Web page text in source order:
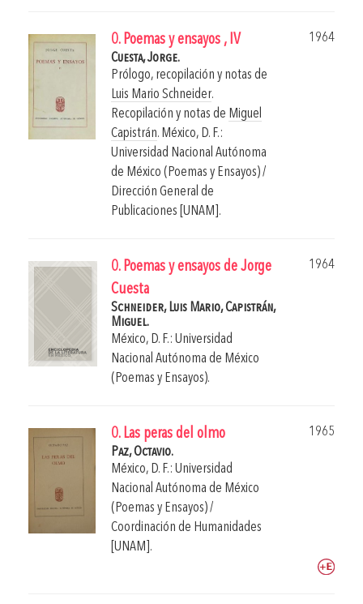
0. Poemas y ensayos , IV
1964
Cuesta, Jorge.
Prólogo, recopilación y notas de
Luis Mario Schneider.
Recopilación y notas de Miguel
Capistrán. México, D. F.:
Universidad Nacional Autónoma
de México (Poemas y Ensayos) /
Dirección General de
Publicaciones [UNAM].
0. Poemas y ensayos de Jorge
Cuesta
1964
Schneider, Luis Mario,Capistrán,
Miguel.
México, D. F.: Universidad
Nacional Autónoma de México
(Poemas y Ensayos).
0. Las peras del olmo
1965
Paz, Octavio.
México, D. F.: Universidad
Nacional Autónoma de México
(Poemas y Ensayos) /
Coordinación de Humanidades
[UNAM].